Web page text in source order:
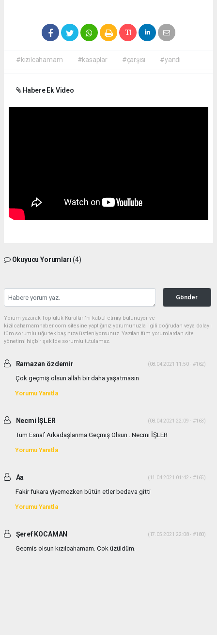
#kızılcahamam #kasaplar #çarşısı #yandı
Habere Ek Video
Okuyucu Yorumları(4)
Gönder
Yorum yazarak Topluluk Kuralları’nı kabul etmiş bulunuyor ve
kizilcahamamhaber.com sitesine yaptığınız yorumunuzla ilgili doğrudan veya dolaylı
tüm sorumluluğu tek başınıza üstleniyorsunuz. Yazılan tüm yorumlardan site
yönetimi hiçbir şekilde sorumlu tutulamaz.
Ramazan özdemir (08.04.2021 11:50 - #162)
Çok geçmiş olsun allah bir daha yaşatmasın
Yorumu Yanıtla
Necmi İŞLER (08.04.2021 22:09 - #163)
Tüm Esnaf Arkadaşlarıma Geçmiş Olsun . Necmi İŞLER
Yorumu Yanıtla
Aa (11.04.2021 01:42 - #165)
Fakir fukara yiyemezken bütün etler bedava gitti
Yorumu Yanıtla
Şeref KOCAMAN (17.05.2021 22:08 - #180)
Geçmiş olsun kızılcahamam. Çok üzüldüm.